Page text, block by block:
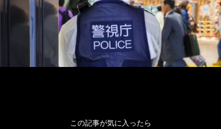
この記事が気に入ったら